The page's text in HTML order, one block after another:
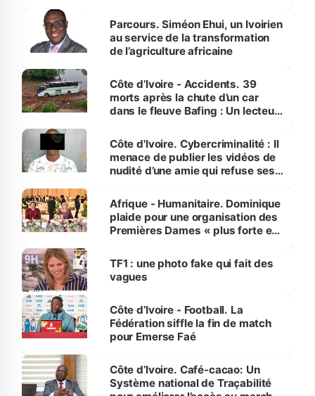
Parcours. Siméon Ehui, un Ivoirien
au service de la transformation
de l’agriculture africaine
Côte d’Ivoire - Accidents. 39
morts après la chute d’un car
dans le fleuve Bafing : Un lecteur
des Transports
Côte d'Ivoire. Cybercriminalité : Il
menace de publier les vidéos de
nudité d’une amie qui refuse ses
Afrique - Humanitaire. Dominique
plaide pour une organisation des
Premières Dames « plus forte et
sur la scène internationale »
TF1 : une photo fake qui fait des
vagues
Côte d’Ivoire - Football. La
Fédération siffle la fin de match
pour Emerse Faé
Côte d’Ivoire. Café-cacao: Un
Système national de Traçabilité